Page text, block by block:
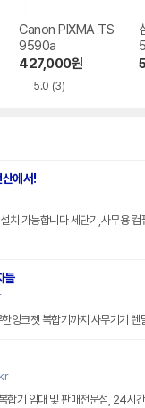
Canon PIXMA TS
9590a
427,000원
5.0 (3)
5
에서!
치 가능합니다 세단기,사무용
들
컬러(흑백)
합기 임대 및 판매전문점, 24시